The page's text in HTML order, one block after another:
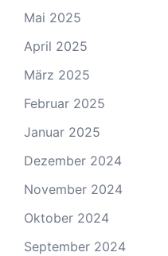
Mai 2025
April 2025
März 2025
Februar 2025
Januar 2025
Dezember 2024
November 2024
Oktober 2024
September 2024